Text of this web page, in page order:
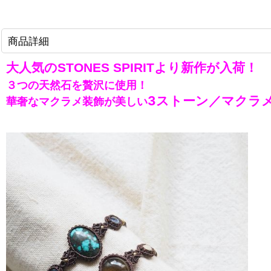
商品詳細
大人気のSTONES SPIRITより新作が入荷！
３つの天然石を贅沢に使用！
華奢なマクラメ装飾が美しい3ストーン／マクラ